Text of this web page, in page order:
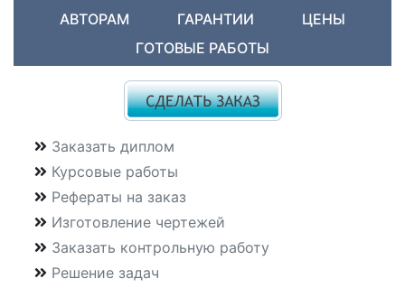
АВТОРАМ
ГАРАНТИИ
ЦЕНЫ
ГОТОВЫЕ РАБОТЫ
Заказать диплом
Курсовые работы
Рефераты на заказ
Изготовление чертежей
Заказать контрольную работу
Решение задач